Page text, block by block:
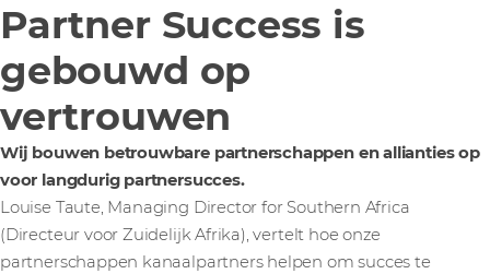
Partner Success is
gebouwd op
vertrouwen
Wij bouwen betrouwbare partnerschappen en allianties op
voor langdurig partnersucces.
Louise Taute, Managing Director for Southern Africa
(Directeur voor Zuidelijk Afrika), vertelt hoe onze
partnerschappen kanaalpartners helpen om succes te